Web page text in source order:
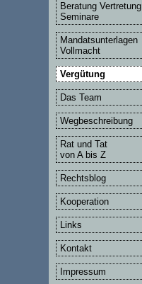
Beratung Vertretung
Seminare
Mandatsunterlagen
Vollmacht
Vergütung
Das Team
Wegbeschreibung
Rat und Tat
von A bis Z
Rechtsblog
Kooperation
Links
Kontakt
Impressum